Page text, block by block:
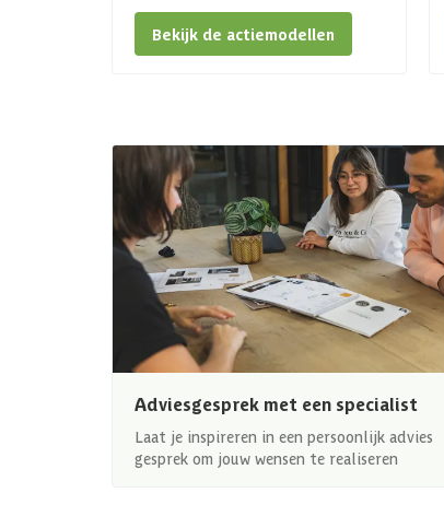
Bekijk de actiemodellen
Adviesgesprek met een specialist
Laat je inspireren in een persoonlijk advies
gesprek om jouw wensen te realiseren